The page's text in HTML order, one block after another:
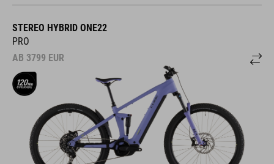
STEREO HYBRID ONE22
PRO
AB 3799 EUR